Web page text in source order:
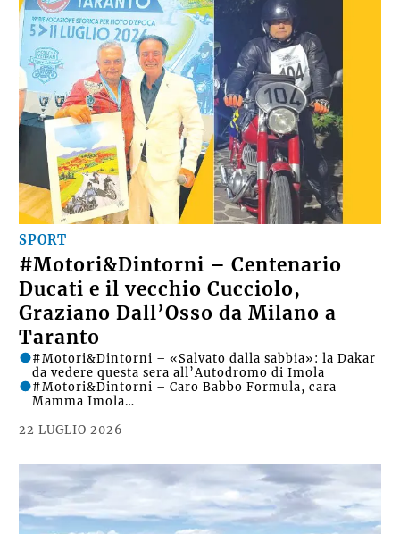
SPORT
#Motori&Dintorni – Centenario
Ducati e il vecchio Cucciolo,
Graziano Dall’Osso da Milano a
Taranto
22 LUGLIO 2026
#Motori&Dintorni – «Salvato dalla sabbia»: la Dakar
da vedere questa sera all’Autodromo di Imola
#Motori&Dintorni – Caro Babbo Formula, cara
Mamma Imola…